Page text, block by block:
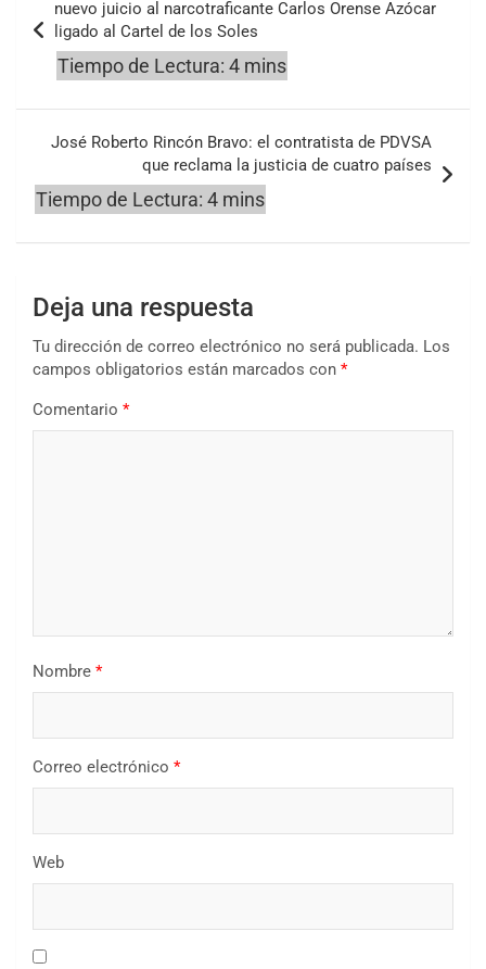
entradas
nuevo juicio al narcotraficante Carlos Orense Azócar
ligado al Cartel de los Soles
José Roberto Rincón Bravo: el contratista de PDVSA
que reclama la justicia de cuatro países
Deja una respuesta
Tu dirección de correo electrónico no será publicada. Los
campos obligatorios están marcados con *
Comentario *
Nombre *
Correo electrónico *
Web